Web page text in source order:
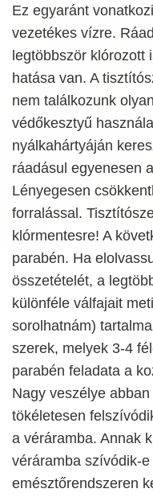
Ez egyaránt
vezetékes vízre.
legtöbbször klórozott
hatása van. A
nem találkozunk
védőkesztyű
nyálkahártyáján
ráadásul egyenesen
Lényegesen
forralással.
klórmentesre! A
parabén. Ha
összetételét, a
különféle válfajait
sorolhatnám)
szerek, melyek 3-4
parabén feladata a
Nagy veszélye
tökéletesen
a véráramba. Annak
véráramba szívódik-
emésztőrendszeren